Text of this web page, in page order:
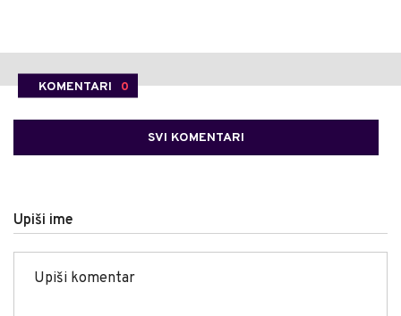
KOMENTARI 0
SVI KOMENTARI
Upiši ime